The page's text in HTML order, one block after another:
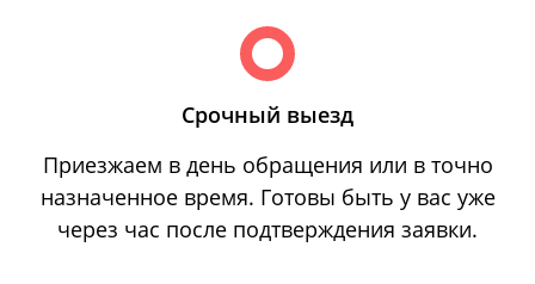
Срочный выезд
Приезжаем в день обращения или в точно
назначенное время. Готовы быть у вас уже
через час после подтверждения заявки.